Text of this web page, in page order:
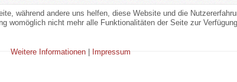
während andere uns helfen, diese Website und die
nicht mehr alle Funktionalitäten der Seite zur
Weitere Informationen| Impressum